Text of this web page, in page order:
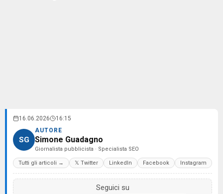
16.06.2026 16:15
SG
AUTORE
Simone Guadagno
Giornalista pubblicista · Specialista SEO
Tutti gli articoli → 𝕏 Twitter LinkedIn Facebook Instagram
Seguici su